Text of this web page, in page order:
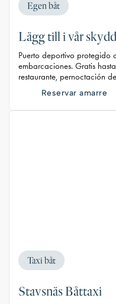
Egen båt
Lägg till i vår
Puerto deportivo
embarcaciones. Gratis
restaurante, pernoctación
Reservar amarre
Taxi båt
Stavsnäs Båttaxi